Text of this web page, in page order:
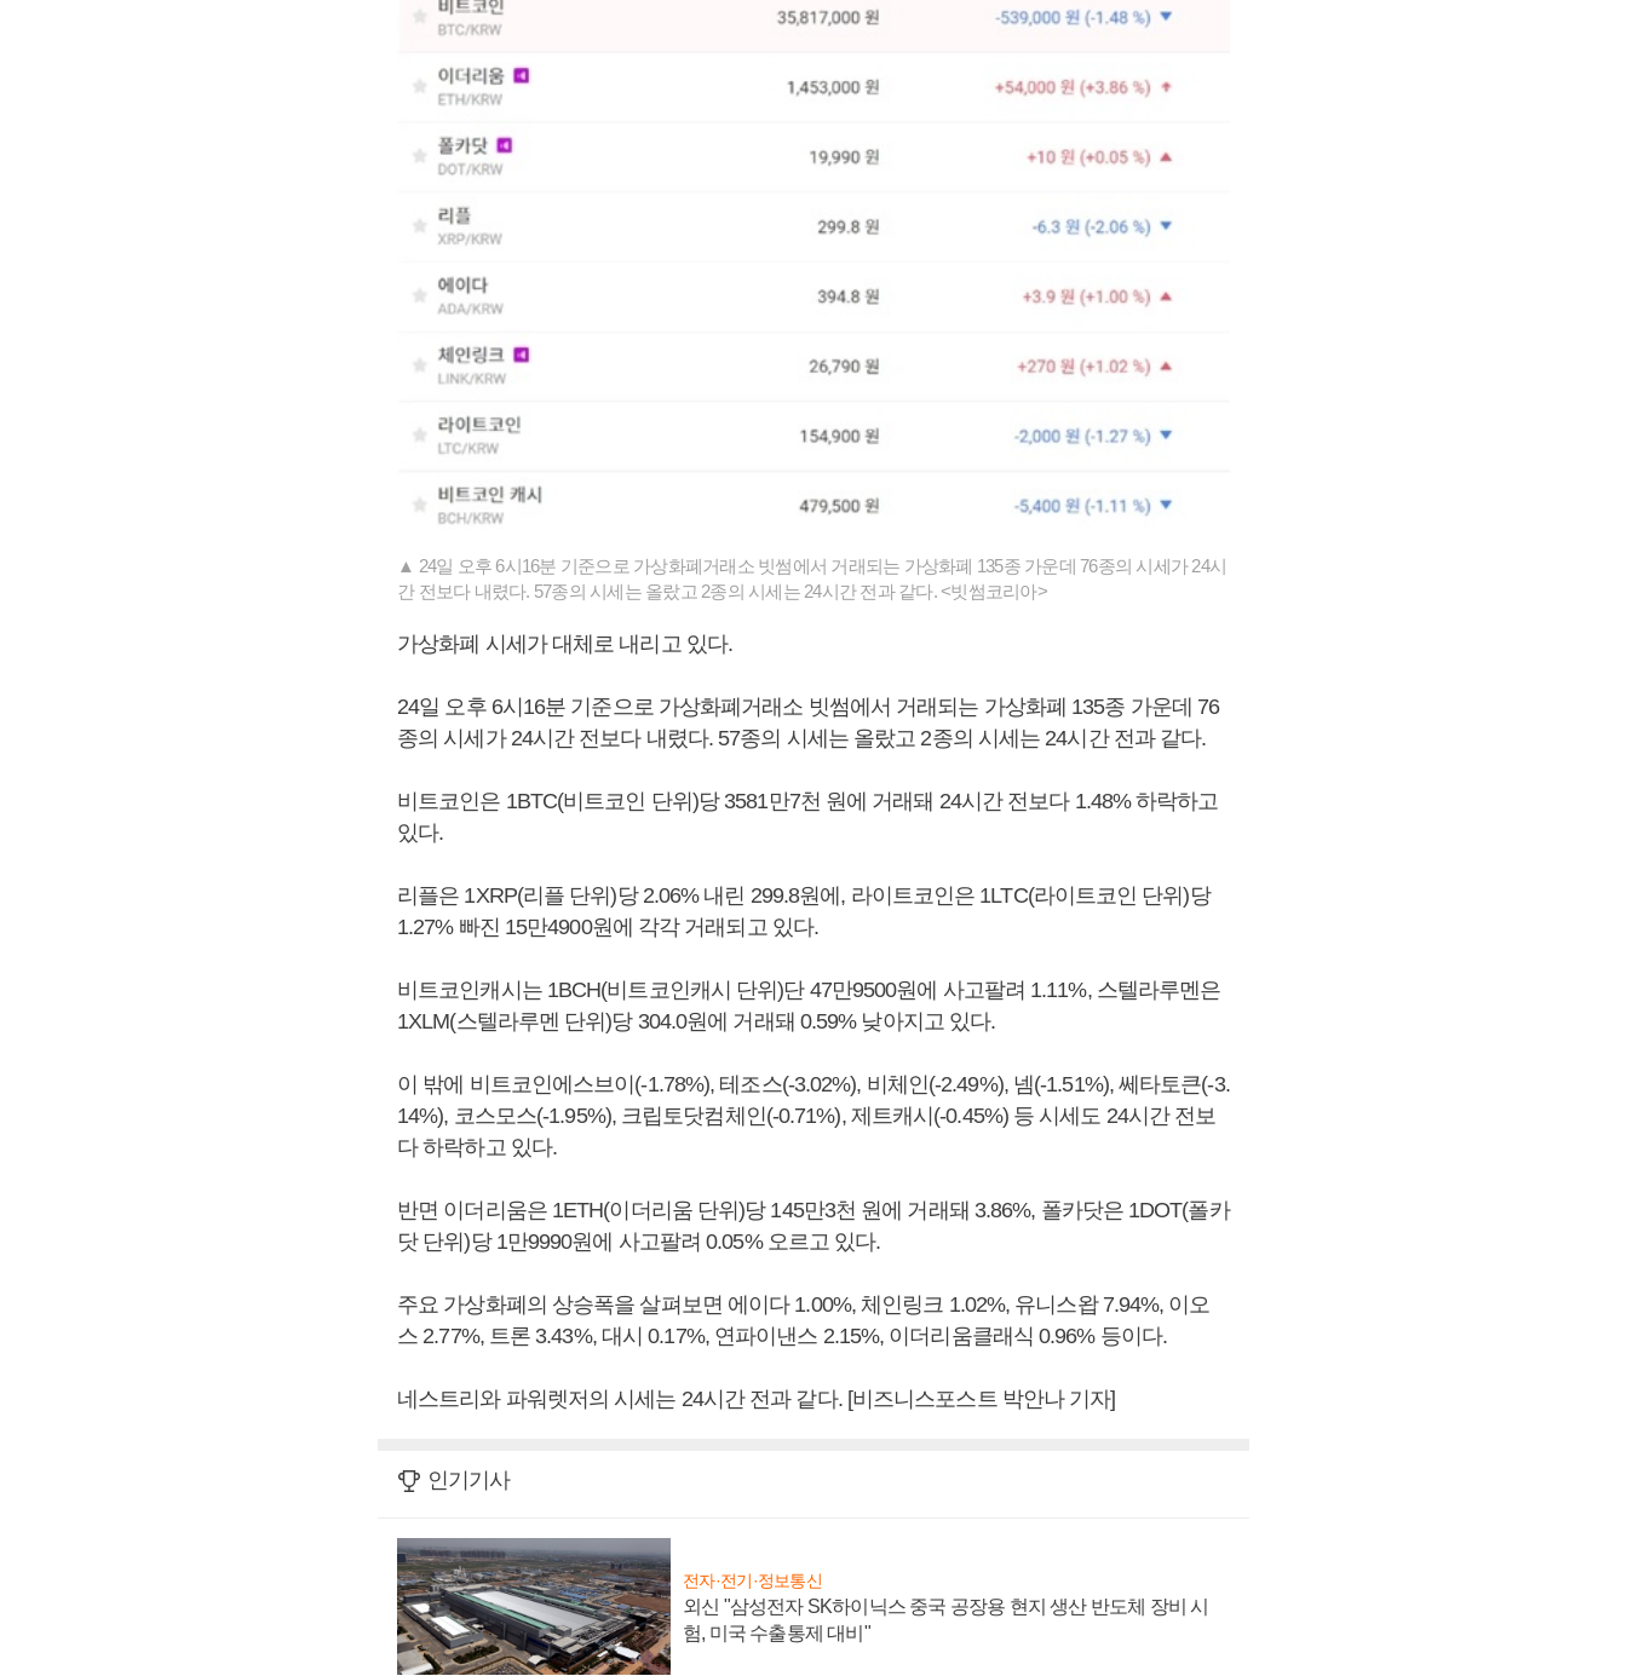
▲ 24일 오후 6시16분 기준으로 가상화폐거래소 빗썸에서 거래되는 가상화폐 135종 가운데 76종의 시세가 24시
간 전보다 내렸다. 57종의 시세는 올랐고 2종의 시세는 24시간 전과 같다. <빗썸코리아>
가상화폐 시세가 대체로 내리고 있다.
24일 오후 6시16분 기준으로 가상화폐거래소 빗썸에서 거래되는 가상화폐 135종 가운데 76
종의 시세가 24시간 전보다 내렸다. 57종의 시세는 올랐고 2종의 시세는 24시간 전과 같다.
비트코인은 1BTC(비트코인 단위)당 3581만7천 원에 거래돼 24시간 전보다 1.48% 하락하고
있다.
리플은 1XRP(리플 단위)당 2.06% 내린 299.8원에, 라이트코인은 1LTC(라이트코인 단위)당
1.27% 빠진 15만4900원에 각각 거래되고 있다.
비트코인캐시는 1BCH(비트코인캐시 단위)단 47만9500원에 사고팔려 1.11%, 스텔라루멘은
1XLM(스텔라루멘 단위)당 304.0원에 거래돼 0.59% 낮아지고 있다.
이 밖에 비트코인에스브이(-1.78%), 테조스(-3.02%), 비체인(-2.49%), 넴(-1.51%), 쎄타토큰(-3.
14%), 코스모스(-1.95%), 크립토닷컴체인(-0.71%), 제트캐시(-0.45%) 등 시세도 24시간 전보
다 하락하고 있다.
반면 이더리움은 1ETH(이더리움 단위)당 145만3천 원에 거래돼 3.86%, 폴카닷은 1DOT(폴카
닷 단위)당 1만9990원에 사고팔려 0.05% 오르고 있다.
주요 가상화폐의 상승폭을 살펴보면 에이다 1.00%, 체인링크 1.02%, 유니스왑 7.94%, 이오
스 2.77%, 트론 3.43%, 대시 0.17%, 연파이낸스 2.15%, 이더리움클래식 0.96% 등이다.
네스트리와 파워렛저의 시세는 24시간 전과 같다. [비즈니스포스트 박안나 기자]
인기기사
전자·전기·정보통신
외신 "삼성전자 SK하이닉스 중국 공장용 현지 생산 반도체 장비 시
험, 미국 수출통제 대비"